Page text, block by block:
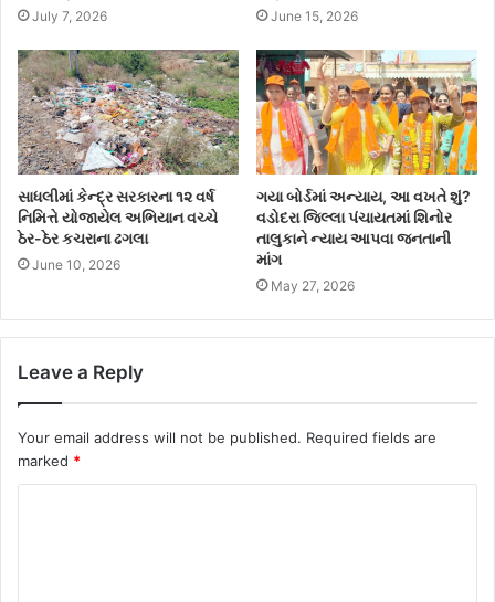
July 7, 2026 June 15, 2026
સાધલીમાં કેન્દ્ર સરકારના ૧૨ વર્ષ
નિમિત્તે યોજાયેલ અભિયાન વચ્ચે
ઠેર-ઠેર કચરાના ઢગલા
June 10, 2026
ગયા બોર્ડમાં અન્યાય, આ વખતે શું?
વડોદરા જિલ્લા પંચાયતમાં શિનોર
તાલુકાને ન્યાય આપવા જનતાની
માંગ
May 27, 2026
Leave a Reply
Your email address will not be published. Required fields are
marked *